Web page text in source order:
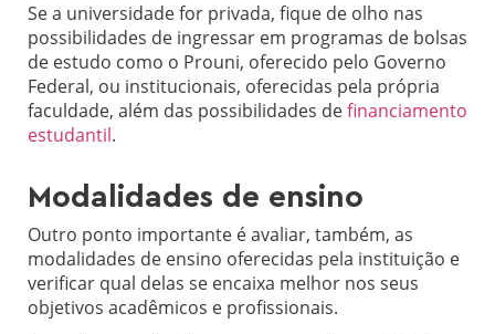
Se a universidade for privada, fique de olho nas
possibilidades de ingressar em programas de bolsas
de estudo como o Prouni, oferecido pelo Governo
Federal, ou institucionais, oferecidas pela própria
faculdade, além das possibilidades definanciamento
estudantil.
Modalidades de ensino
Outro ponto importante é avaliar, também, as
modalidades de ensino oferecidas pela instituição e
verificar qual delas se encaixa melhor nos seus
objetivos acadêmicos e profissionais.